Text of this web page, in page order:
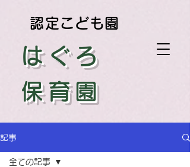
はぐろ
保育園
認定こども園
記事
全ての記事